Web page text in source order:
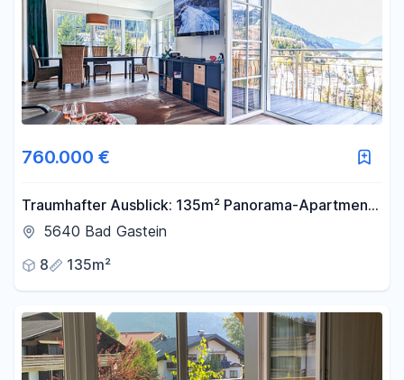
760.000 €
Traumhafter Ausblick: 135m² Panorama-Apartment
direkt über dem Wasserfall, proisionvsfrei-wie im
5640 Bad Gastein
8
135m²